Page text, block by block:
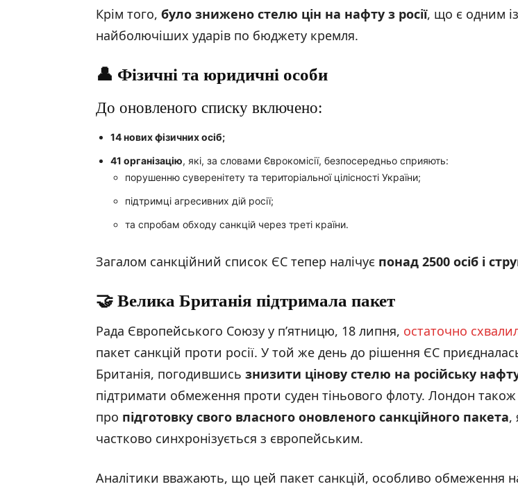
Крім того, було знижено стелю цін на нафту з росії, що є одним із
найболючіших ударів по бюджету кремля.
👤 Фізичні та юридичні особи
До оновленого списку включено:
14 нових фізичних осіб;
41 організацію, які, за словами Єврокомісії, безпосередньо сприяють:
порушенню суверенітету та територіальної цілісності України;
підтримці агресивних дій росії;
та спробам обходу санкцій через треті країни.
Загалом санкційний список ЄС тепер налічує понад 2500 осіб і
🤝 Велика Британія підтримала пакет
Рада Європейського Союзу у п’ятницю, 18 липня, остаточно
пакет санкцій проти росії. У той же день до рішення ЄС
Британія, погодившись знизити цінову стелю на російську
підтримати обмеження проти суден тіньового флоту. Лондон
про підготовку свого власного оновленого санкційного пакета,
частково синхронізується з європейським.
Аналітики вважають, що цей пакет санкцій, особливо обмеження